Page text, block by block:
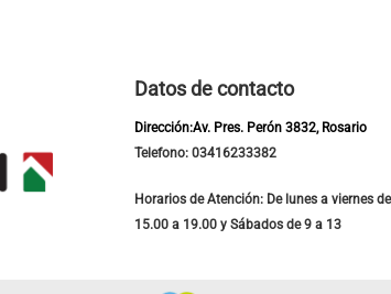
Datos de contacto
Dirección:Av. Pres. Perón 3832, Rosario
Telefono: 03416233382
Horarios de Atención: De lunes a viernes
15.00 a 19.00 y Sábados de 9 a 13